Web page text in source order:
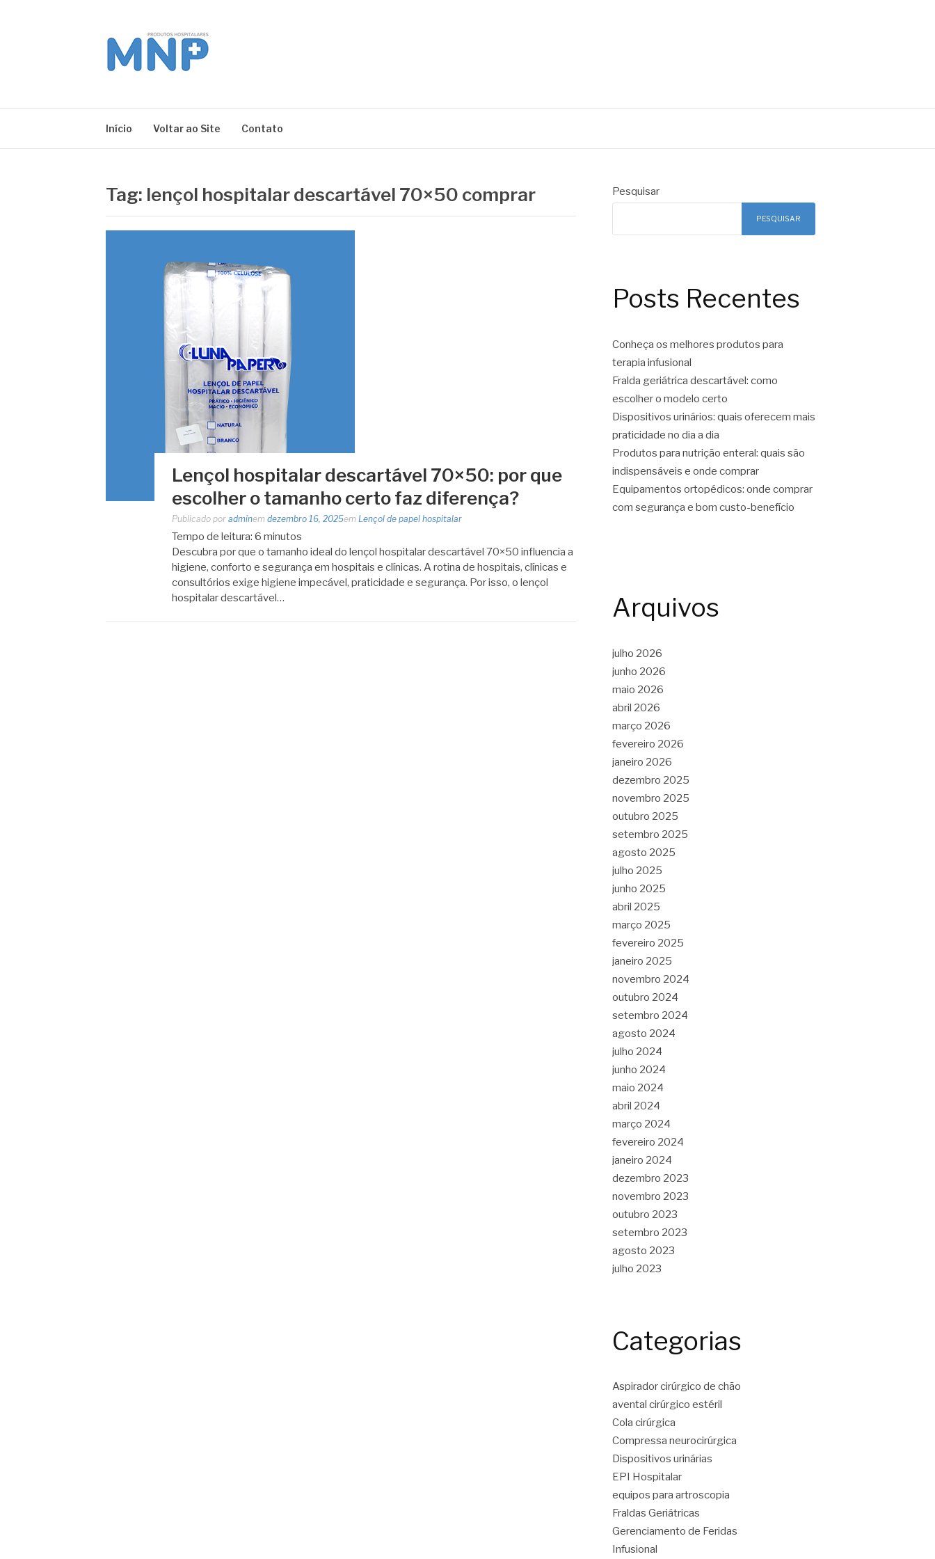
Início Voltar ao Site Contato
Tag: lençol hospitalar descartável 70×50 comprar
Lençol hospitalar descartável 70×50: por que
escolher o tamanho certo faz diferença?
Publicado por adminem dezembro 16, 2025em Lençol de papel hospitalar
Tempo de leitura: 6 minutos
Descubra por que o tamanho ideal do lençol hospitalar descartável 70×50 influencia a
higiene, conforto e segurança em hospitais e clínicas. A rotina de hospitais, clínicas e
consultórios exige higiene impecável, praticidade e segurança. Por isso, o lençol
hospitalar descartável…
Pesquisar
PESQUISAR
Posts Recentes
Conheça os melhores produtos para
terapia infusional
Fralda geriátrica descartável: como
escolher o modelo certo
Dispositivos urinários: quais oferecem mais
praticidade no dia a dia
Produtos para nutrição enteral: quais são
indispensáveis e onde comprar
Equipamentos ortopédicos: onde comprar
com segurança e bom custo-benefício
Arquivos
julho 2026
junho 2026
maio 2026
abril 2026
março 2026
fevereiro 2026
janeiro 2026
dezembro 2025
novembro 2025
outubro 2025
setembro 2025
agosto 2025
julho 2025
junho 2025
abril 2025
março 2025
fevereiro 2025
janeiro 2025
novembro 2024
outubro 2024
setembro 2024
agosto 2024
julho 2024
junho 2024
maio 2024
abril 2024
março 2024
fevereiro 2024
janeiro 2024
dezembro 2023
novembro 2023
outubro 2023
setembro 2023
agosto 2023
julho 2023
Categorias
Aspirador cirúrgico de chão
avental cirúrgico estéril
Cola cirúrgica
Compressa neurocirúrgica
Dispositivos urinárias
EPI Hospitalar
equipos para artroscopia
Fraldas Geriátricas
Gerenciamento de Feridas
Infusional